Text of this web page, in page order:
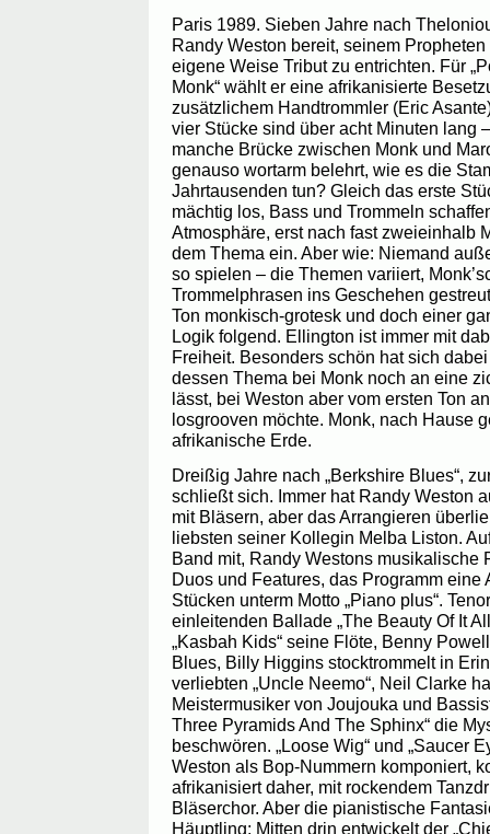
Paris 1989. Sieben Jahre nach
Randy Weston bereit, seinem
eigene Weise Tribut zu entrichten. Für
Monk“ wählt er eine afrikanisierte
zusätzlichem Handtrommler (Eric
vier Stücke sind über acht Minuten lang
manche Brücke zwischen Monk und
genauso wortarm belehrt, wie es die
Jahrtausenden tun? Gleich das erste
mächtig los, Bass und Trommeln
Atmosphäre, erst nach fast zweieinhalb
dem Thema ein. Aber wie: Niemand
so spielen – die Themen variiert,
Trommelphrasen ins Geschehen
Ton monkisch-grotesk und doch einer
Logik folgend. Ellington ist immer mit
Freiheit. Besonders schön hat sich dabei
dessen Thema bei Monk noch an eine
lässt, bei Weston aber vom ersten Ton
losgrooven möchte. Monk, nach Hause
afrikanische Erde.
Dreißig Jahre nach „Berkshire Blues“,
schließt sich. Immer hat Randy Weston
mit Bläsern, aber das Arrangieren
liebsten seiner Kollegin Melba Liston.
Band mit, Randy Westons musikalische
Duos und Features, das Programm eine
Stücken unterm Motto „Piano plus“.
einleitenden Ballade „The Beauty Of It
„Kasbah Kids“ seine Flöte, Benny
Blues, Billy Higgins stocktrommelt in
verliebten „Uncle Neemo“, Neil Clarke
Meistermusiker von Joujouka und
Three Pyramids And The Sphinx“ die
beschwören. „Loose Wig“ und „Saucer
Weston als Bop-Nummern komponiert,
afrikanisiert daher, mit rockendem
Bläserchor. Aber die pianistische
Häuptling: Mitten drin entwickelt der